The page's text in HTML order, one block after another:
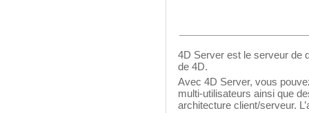
4D Server est le serveur de
de 4D.
Avec 4D Server, vous
multi-utilisateurs ainsi que
architecture client/serveur.